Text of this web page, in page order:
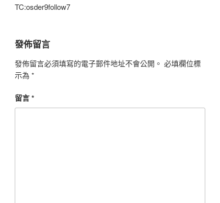
TC:osder9follow7
發佈留言
發佈留言必須填寫的電子郵件地址不會公開。 必填欄位標
示為 *
留言*